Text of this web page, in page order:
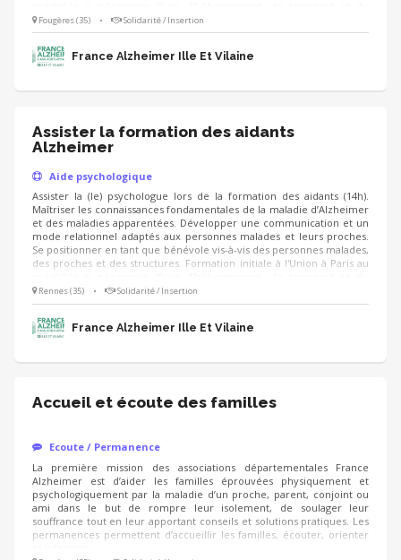
nourriture pris en charge).
Fougères (35) • Solidarité / Insertion
France Alzheimer Ille Et Vilaine
Assister la formation des aidants
Alzheimer
Aide psychologique
Assister la (le) psychologue lors de la formation des aidants (14h).
Maîtriser les connaissances fondamentales de la maladie d’Alzheimer
et des maladies apparentées. Développer une communication et un
mode relationnel adaptés aux personnes malades et leurs proches.
Se positionner en tant que bénévole vis-à-vis des personnes malades,
des proches et des structures. Formation initiale à l'Union à Paris au
nourriture pris en charge).
Rennes (35) • Solidarité / Insertion
France Alzheimer Ille Et Vilaine
Accueil et écoute des familles
Ecoute / Permanence
La première mission des associations départementales France
Alzheimer est d’aider les familles éprouvées physiquement et
psychologiquement par la maladie d’un proche, parent, conjoint ou
ami dans le but de rompre leur isolement, de soulager leur
souffrance tout en leur apportant conseils et solutions pratiques. Les
permanences permettent d’accueillir les familles, écouter, orienter